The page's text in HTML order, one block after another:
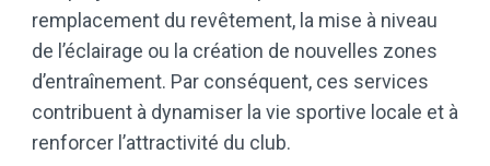
remplacement du revêtement, la mise à niveau
de l’éclairage ou la création de nouvelles zones
d’entraînement. Par conséquent, ces services
contribuent à dynamiser la vie sportive locale et à
renforcer l’attractivité du club.